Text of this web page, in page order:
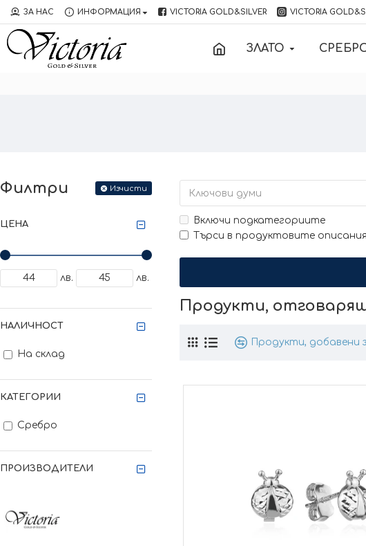
ЗА НАС ИНФОРМАЦИЯ VICTORIA GOLD&SILVER VICTORIA
ЗЛАТО
Филтри Изчисти
ЦЕНА
лв. лв.
КАТЕГОРИИ
Сребро
ПРОИЗВОДИТЕЛИ
НАЛИЧНОСТ
На склад
Включи подкатегориите
Търси в продуктовите описания
Продукти,
Продукти, добавени